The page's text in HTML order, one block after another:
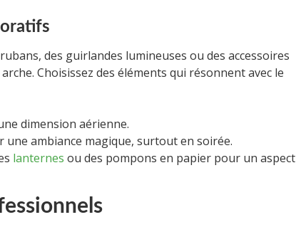
des guirlandes lumineuses ou des accessoires
Choisissez des éléments qui résonnent avec le
dimension aérienne.
une ambiance magique, surtout en soirée.
lanternes ou des pompons en papier pour un aspect